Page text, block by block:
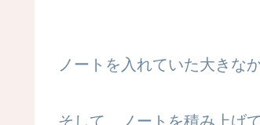
ノートを入れていた大きな
そして、ノートを積み上げ